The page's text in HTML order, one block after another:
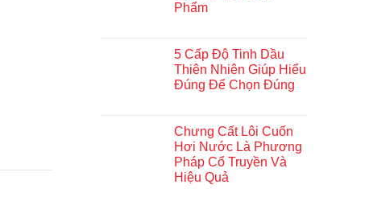
Phẩm
5 Cấp Độ Tinh Dầu
Thiên Nhiên Giúp Hiểu
Đúng Để Chọn Đúng
Chưng Cất Lôi Cuốn
Hơi Nước Là Phương
Pháp Cổ Truyền Và
Hiệu Quả